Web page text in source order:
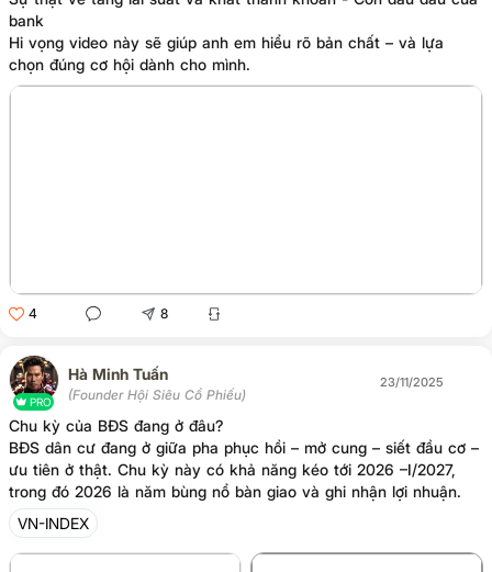
bank
Hi vọng video này sẽ giúp anh em hiểu rõ bản chất – và lựa
chọn đúng cơ hội dành cho mình.
4 8
PRO
Hà Minh Tuấn
(Founder Hội Siêu Cổ Phiếu)
23/11/2025
Chu kỳ của BĐS đang ở đâu?
BĐS dân cư đang ở giữa pha phục hồi – mở cung – siết đầu cơ –
ưu tiên ở thật. Chu kỳ này có khả năng kéo tới 2026 –I/2027,
trong đó 2026 là năm bùng nổ bàn giao và ghi nhận lợi nhuận.
VN-INDEX